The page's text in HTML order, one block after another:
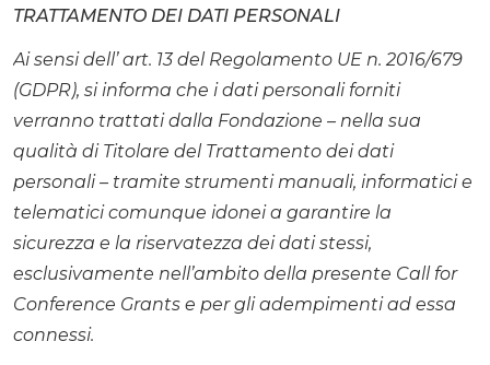
TRATTAMENTO DEI DATI PERSONALI
Ai sensi dell’ art. 13 del Regolamento UE n. 2016/679
(GDPR), si informa che i dati personali forniti
verranno trattati dalla Fondazione – nella sua
qualità di Titolare del Trattamento dei dati
personali – tramite strumenti manuali, informatici e
telematici comunque idonei a garantire la
sicurezza e la riservatezza dei dati stessi,
esclusivamente nell’ambito della presente Call for
Conference Grants e per gli adempimenti ad essa
connessi.